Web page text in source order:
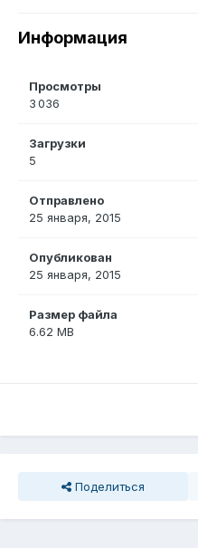
Информация
Просмотры
3 036
Загрузки
5
Отправлено
25 января, 2015
Опубликован
25 января, 2015
Размер файла
6.62 MB
Поделиться